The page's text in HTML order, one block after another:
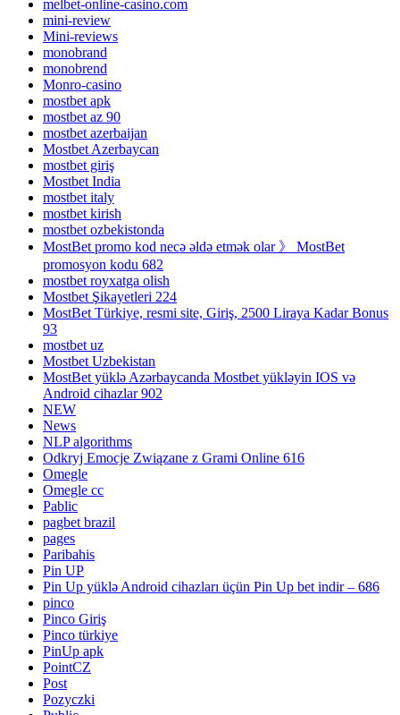
melbet-online-casino.com
mini-review
Mini-reviews
monobrand
monobrend
Monro-casino
mostbet apk
mostbet az 90
mostbet azerbaijan
Mostbet Azerbaycan
mostbet giriş
Mostbet India
mostbet italy
mostbet kirish
mostbet ozbekistonda
MostBet promo kod necə əldə etmək olar 》 MostBet
promosyon kodu 682
mostbet royxatga olish
Mostbet Şikayetleri 224
MostBet Türkiye, resmi site, Giriş, 2500 Liraya Kadar Bonus
93
mostbet uz
Mostbet Uzbekistan
MostBet yüklə Azərbaycanda Mostbet yükləyin IOS və
Android cihazlar 902
NEW
News
NLP algorithms
Odkryj Emocje Związane z Grami Online 616
Omegle
Omegle cc
Pablic
pagbet brazil
pages
Paribahis
Pin UP
Pin Up yüklə Android cihazları üçün Pin Up bet indir – 686
pinco
Pinco Giriş
Pinco türkiye
PinUp apk
PointCZ
Post
Pozyczki